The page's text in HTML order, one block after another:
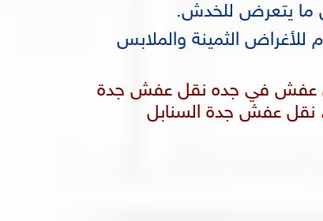
ما يتعرض للخدش.
الثمينة والملابس
عفش في جده نقل عفش جدة
نقل عفش جدة السنابل